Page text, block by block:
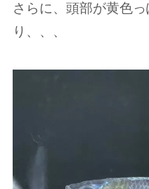
さらに、頭部が黄色
り、、、